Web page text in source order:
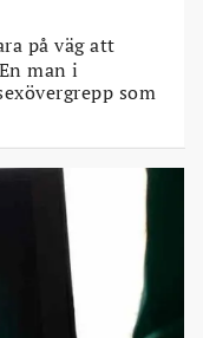
på väg att
man i
som